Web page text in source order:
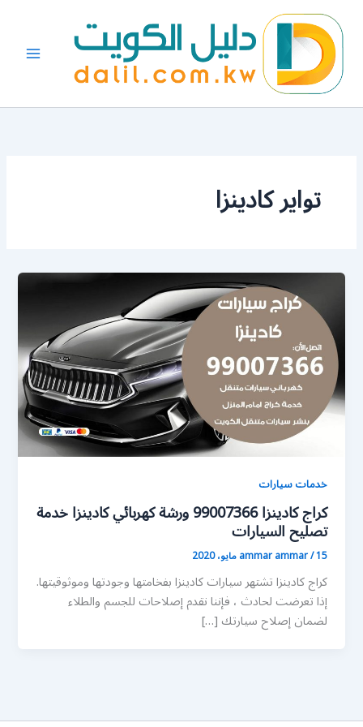
المحتوى
تواير كادينزا
خدمات سيارات
كراج كادينزا 99007366 ورشة كهربائي كادينزا خدمة
تصليح السيارات
ammar ammar/15 مايو، 2020
كراج كادينزا تشتهر سيارات كادينزا بفخامتها وجودتها وموثوقيتها.
إذا تعرضت لحادث ، فإننا نقدم إصلاحات للجسم والطلاء
لضمان إصلاح سيارتك […]